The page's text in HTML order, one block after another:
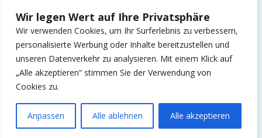
Wir legen Wert auf Ihre Privatsphäre
Wir verwenden Cookies, um Ihr Surferlebnis zu verbessern,
personalisierte Werbung oder Inhalte bereitzustellen und
unseren Datenverkehr zu analysieren. Mit einem Klick auf
„Alle akzeptieren“ stimmen Sie der Verwendung von
Cookies zu.
Anpassen Alle ablehnen Alle akzeptieren